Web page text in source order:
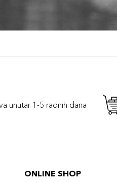
unutar 1-5 radnih dana
ONLINE SHOP